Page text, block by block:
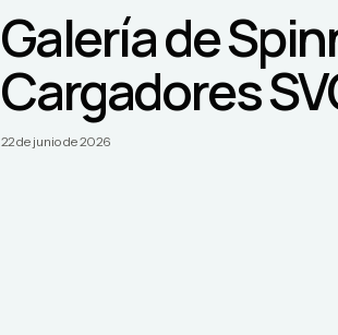
Galería de
Cargadores
22 de junio de 2026